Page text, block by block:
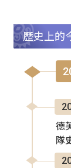
歷史上的
德
隊